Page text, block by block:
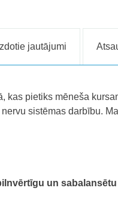
jautājumi
pietiks mēneša
sistēmas darbību.
un